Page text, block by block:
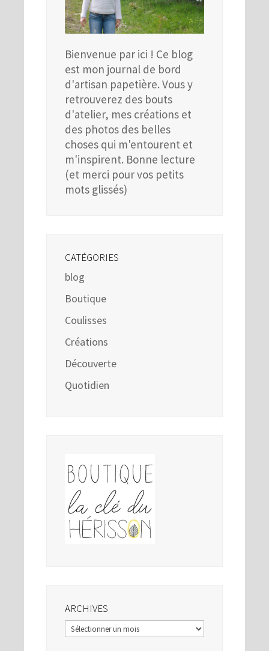
Bienvenue par ici ! Ce blog
est mon journal de bord
d'artisan papetière. Vous y
retrouverez des bouts
d'atelier, mes créations et
des photos des belles
choses qui m'entourent et
m'inspirent. Bonne lecture
(et merci pour vos petits
mots glissés)
CATÉGORIES
blog
Boutique
Coulisses
Créations
Découverte
Quotidien
ARCHIVES
Archives